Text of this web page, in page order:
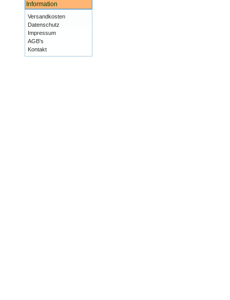
Information
Versandkosten
Datenschutz
Impressum
AGB's
Kontakt